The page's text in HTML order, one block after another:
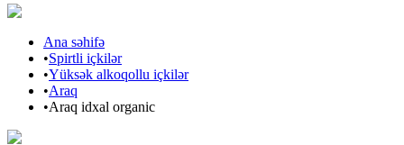
Ana səhifə
•Spirtli içkilər
•Yüksək alkoqollu içkilər
•Araq
•Araq idxal organic